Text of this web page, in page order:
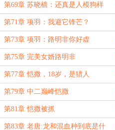
一起
第69章 苏晓樯：还真是人模狗样
第71章 项羽：我避它锋芒？
第73章 项羽：路明非你好虚
第75章 完美女婿路明非
第77章 恺撒，18岁，是猎人
第79章 中二巅峰恺撒
第81章 恺撒被抓
第83章 老唐:龙和混血种到底是什